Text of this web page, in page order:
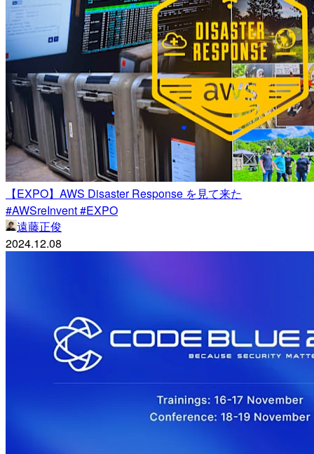
【EXPO】AWS Disaster Response を見て来た
#AWSreInvent #EXPO
遠藤正俊
2024.12.08